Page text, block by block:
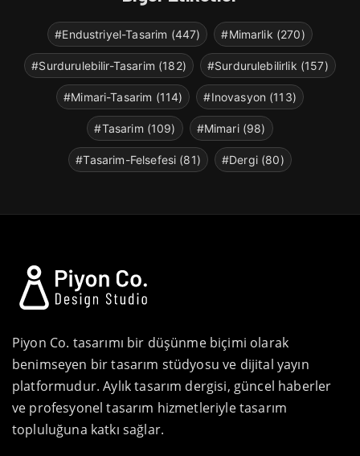
#Endustriyel-Tasarim (447) #Mimarlik (270)
#Surdurulebilir-Tasarim (182) #Surdurulebilirlik (157)
#Mimari-Tasarim (114) #Inovasyon (113)
#Tasarim (109) #Mimari (98)
#Tasarim-Felsefesi (81) #Dergi (80)
Piyon Co. tasarımı bir düşünme biçimi olarak
benimseyen bir tasarım stüdyosu ve dijital yayın
platformudur. Aylık tasarım dergisi, güncel haberler
ve profesyonel tasarım hizmetleriyle tasarım
topluluğuna katkı sağlar.